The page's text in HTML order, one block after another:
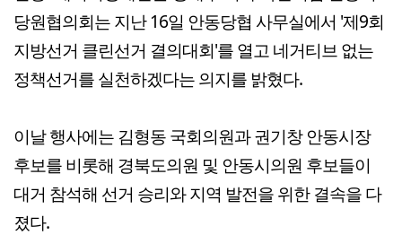
당원협의회는 지난 16일 안동당협 사무실에서 '제9회
지방선거 클린선거 결의대회'를 열고 네거티브 없는
정책선거를 실천하겠다는 의지를 밝혔다.
이날 행사에는 김형동 국회의원과 권기창 안동시장
후보를 비롯해 경북도의원 및 안동시의원 후보들이
대거 참석해 선거 승리와 지역 발전을 위한 결속을 다
졌다.